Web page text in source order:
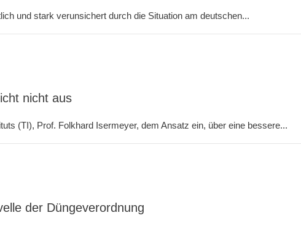
und stark verunsichert durch die Situation am deutschen...
nicht aus
(TI), Prof. Folkhard Isermeyer, dem Ansatz ein, über eine bessere...
der Düngeverordnung